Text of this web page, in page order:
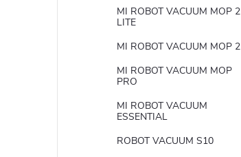
MI ROBOT VACUUM MOP 2
LITE
MI ROBOT VACUUM MOP 2
MI ROBOT VACUUM MOP
PRO
MI ROBOT VACUUM
ESSENTIAL
ROBOT VACUUM S10